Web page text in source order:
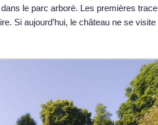
le parc arboré. Les premières
Si aujourd’hui, le château ne se